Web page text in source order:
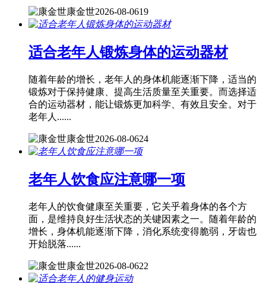
康金世2026-08-0619
适合老年人锻炼身体的运动器材
随着年龄的增长，老年人的身体机能逐渐下降，适当的
锻炼对于保持健康、提高生活质量至关重要。而选择适
合的运动器材，能让锻炼更加科学、有效且安全。对于
老年人......
康金世2026-08-0624
老年人饮食应注意哪一项
老年人的饮食健康至关重要，它关乎着身体的各个方
面，是维持良好生活状态的关键因素之一。随着年龄的
增长，身体机能逐渐下降，消化系统变得脆弱，牙齿也
开始脱落......
康金世2026-08-0622